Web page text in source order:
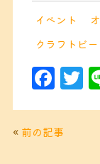
イベント
クラフトビ
F
a
c
e
T
« 前の記事